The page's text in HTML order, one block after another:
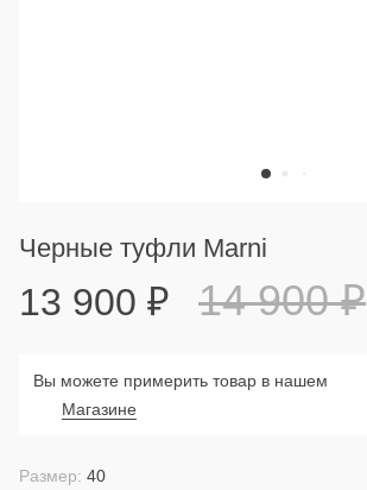
Черные туфли Marni
13 900 ₽ 14 900₽
Вы можете примерить товар в нашем
Магазине
Размер: 40